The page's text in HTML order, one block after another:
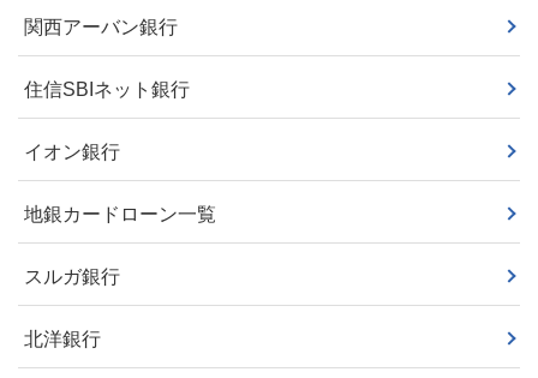
関西アーバン銀行
住信SBIネット銀行
イオン銀行
地銀カードローン一覧
スルガ銀行
北洋銀行